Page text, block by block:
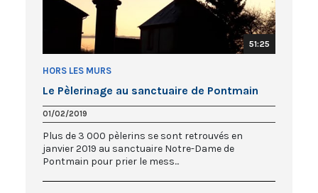
51:25
HORS LES MURS
Le Pèlerinage au sanctuaire de Pontmain
01/02/2019
Plus de 3 000 pèlerins se sont retrouvés en
janvier 2019 au sanctuaire Notre-Dame de
Pontmain pour prier le mess...